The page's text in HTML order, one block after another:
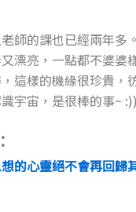
師的課也已經兩年
漂亮，一點都不婆
這樣的機緣很珍貴，
宇宙，是很棒的事~ :))
的心靈絕不會再回